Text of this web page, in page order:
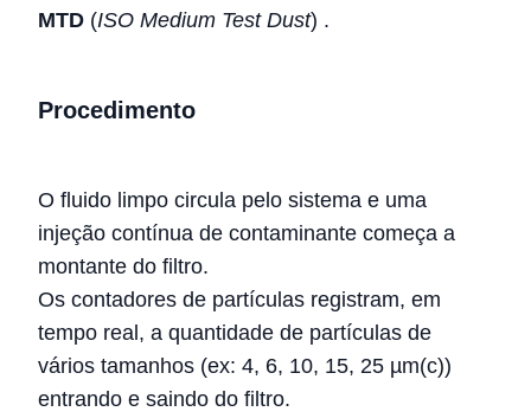
MTD (ISO Medium Test Dust) .
Procedimento
O fluido limpo circula pelo sistema e uma
injeção contínua de contaminante começa a
montante do filtro.
Os contadores de partículas registram, em
tempo real, a quantidade de partículas de
vários tamanhos (ex: 4, 6, 10, 15, 25 µm(c))
entrando e saindo do filtro.